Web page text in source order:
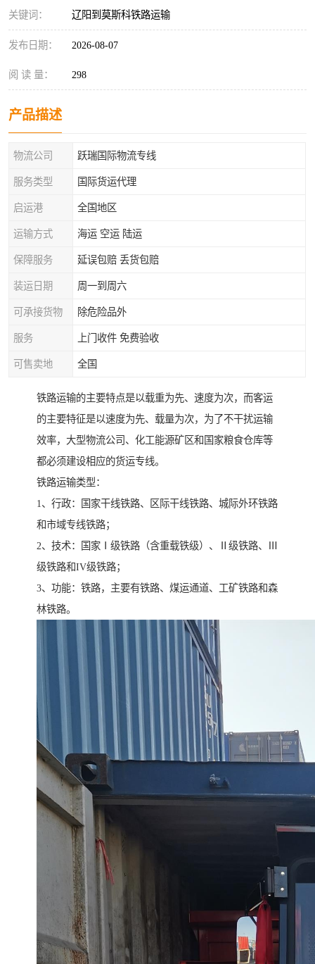
关键词： 辽阳到莫斯科铁路运输
发布日期： 2026-08-07
阅 读 量： 298
产品描述
物流公司 跃瑞国际物流专线
服务类型 国际货运代理
启运港 全国地区
运输方式 海运 空运 陆运
保障服务 延误包赔 丢货包赔
装运日期 周一到周六
可承接货物 除危险品外
服务 上门收件 免费验收
可售卖地 全国
铁路运输的主要特点是以载重为先、速度为次，而客运
的主要特征是以速度为先、载量为次，为了不干扰运输
效率，大型物流公司、化工能源矿区和国家粮食仓库等
都必须建设相应的货运专线。
铁路运输类型：
1、行政：国家干线铁路、区际干线铁路、城际外环铁路
和市域专线铁路；
2、技术：国家Ⅰ级铁路（含重载铁级）、Ⅱ级铁路、Ⅲ
级铁路和IV级铁路；
3、功能：铁路，主要有铁路、煤运通道、工矿铁路和森
林铁路。